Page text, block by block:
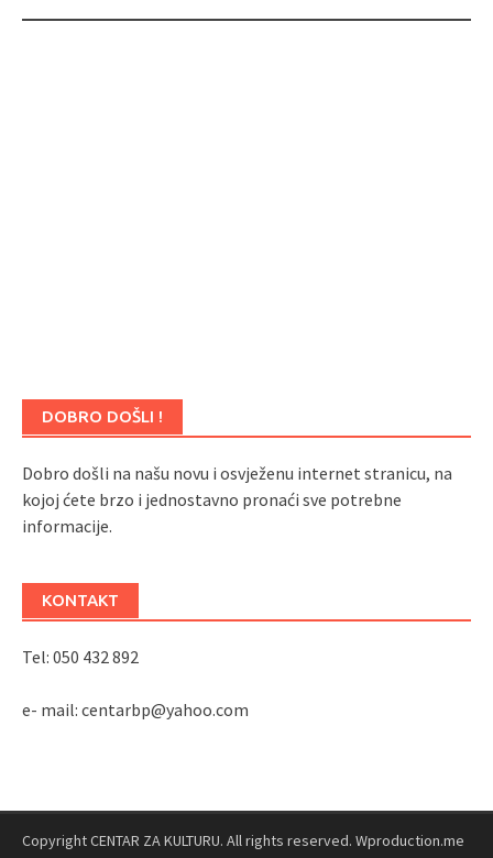
DOBRO DOŠLI !
Dobro došli na našu novu i osvježenu internet stranicu, na
kojoj ćete brzo i jednostavno pronaći sve potrebne
informacije.
KONTAKT
Tel: 050 432 892
e- mail: centarbp@yahoo.com
Copyright CENTAR ZA KULTURU. All rights reserved. Wproduction.me